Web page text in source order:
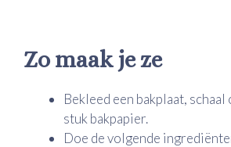
Zo maak je ze
Bekleed een bakplaat,
stuk bakpapier.
Doe de volgende